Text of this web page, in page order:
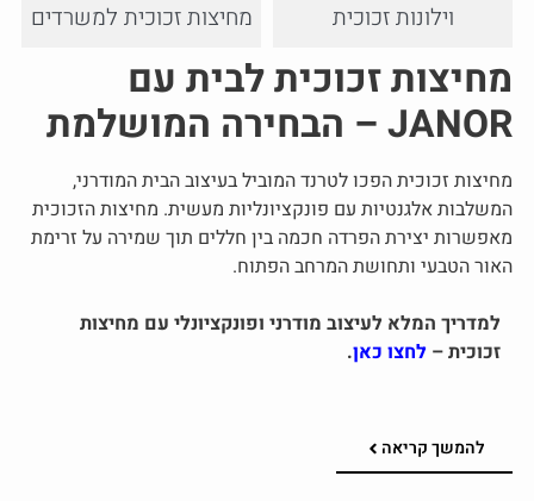
וילונות זכוכית מחיצות זכוכית למשרדים
מחיצות זכוכית לבית עם
JANOR – הבחירה המושלמת
מחיצות זכוכית הפכו לטרנד המוביל בעיצוב הבית המודרני,
המשלבות אלגנטיות עם פונקציונליות מעשית. מחיצות הזכוכית
מאפשרות יצירת הפרדה חכמה בין חללים תוך שמירה על זרימת
האור הטבעי ותחושת המרחב הפתוח.
למדריך המלא לעיצוב מודרני ופונקציונלי עם מחיצות
זכוכית – לחצו כאן.
להמשך קריאה